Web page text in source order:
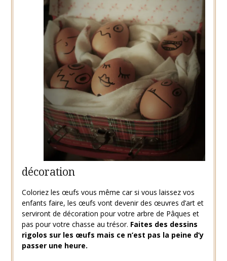
décoration
Coloriez les œufs vous même car si vous laissez vos
enfants faire, les œufs vont devenir des œuvres d’art et
serviront de décoration pour votre arbre de Pâques et
pas pour votre chasse au trésor. Faites des dessins
rigolos sur les œufs mais ce n’est pas la peine d’y
passer une heure.